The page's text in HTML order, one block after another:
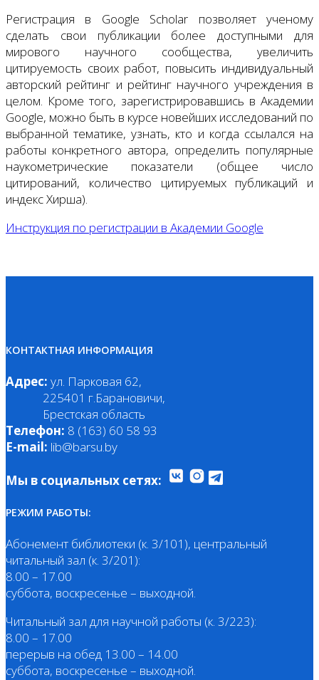
Регистрация в Google Scholar позволяет ученому
сделать свои публикации более доступными для
мирового научного сообщества, увеличить
цитируемость своих работ, повысить индивидуальный
авторский рейтинг и рейтинг научного учреждения в
целом. Кроме того, зарегистрировавшись в Академии
Google, можно быть в курсе новейших исследований по
выбранной тематике, узнать, кто и когда ссылался на
работы конкретного автора, определить популярные
наукометрические показатели (общее число
цитирований, количество цитируемых публикаций и
индекс Хирша).
Инструкция по регистрации в Академии Google
КОНТАКТНАЯ ИНФОРМАЦИЯ
Адрес: ул. Парковая 62,
225401 г.Барановичи,
Брестская область
Телефон: 8 (163) 60 58 93
E-mail: lib@barsu.by
Мы в социальных сетях:
РЕЖИМ РАБОТЫ:
Абонемент библиотеки (к. 3/101), центральный
читальный зал (к. 3/201):
8.00 – 17.00
суббота, воскресенье – выходной.
Читальный зал для научной работы (к. 3/223):
8.00 – 17.00
перерыв на обед 13.00 – 14.00
суббота, воскресенье – выходной.